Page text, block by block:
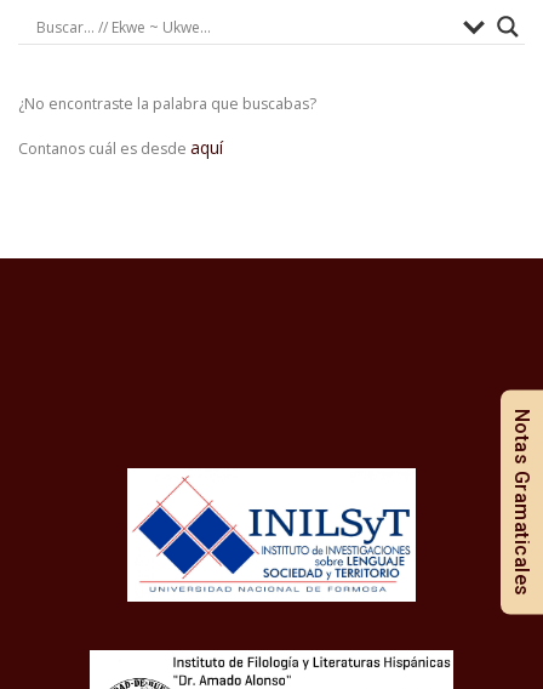
¿No encontraste la palabra que buscabas?
Contanos cuál es desde aquí
Notas Gramaticales